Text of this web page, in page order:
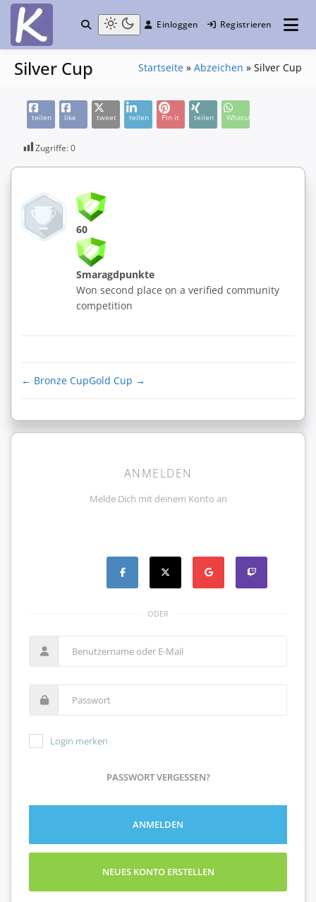
Knuddelesel.de
die Community Einloggen Registrieren
Silver Cup Startseite » Abzeichen » Silver Cup
teilen like tweet teilen Pin it teilen WhatsApp
Zugriffe:0
ANMELDEN
Melde Dich mit deinem Konto an
ODER
Login merken
PASSWORT VERGESSEN?
ANMELDEN
NEUES KONTO ERSTELLEN
60
Smaragdpunkte
Won second place on a verified community
competition
← Bronze CupGold Cup →